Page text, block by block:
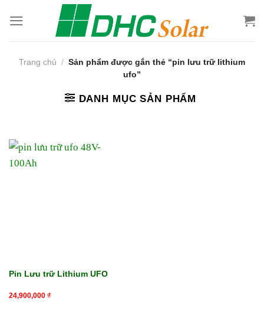
qua
nội
Trang chủ / Sản phẩm được gắn thẻ “pin lưu trữ lithium
ufo”
DANH MỤC SẢN PHẨM
Pin Lưu trữ Lithium UFO
24,900,000 ₫